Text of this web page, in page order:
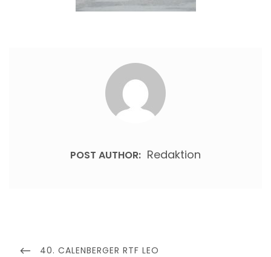
POST AUTHOR: Redaktion
PREVIOUS
40. CALENBERGER RTF LEO